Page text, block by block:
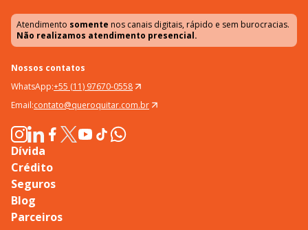
Atendimento somente nos canais digitais, rápido e sem burocracias.
Não realizamos atendimento presencial.
Nossos contatos
WhatsApp:+55 (11) 97670-0558
Email:contato@queroquitar.com.br
Dívida
Crédito
Seguros
Blog
Parceiros